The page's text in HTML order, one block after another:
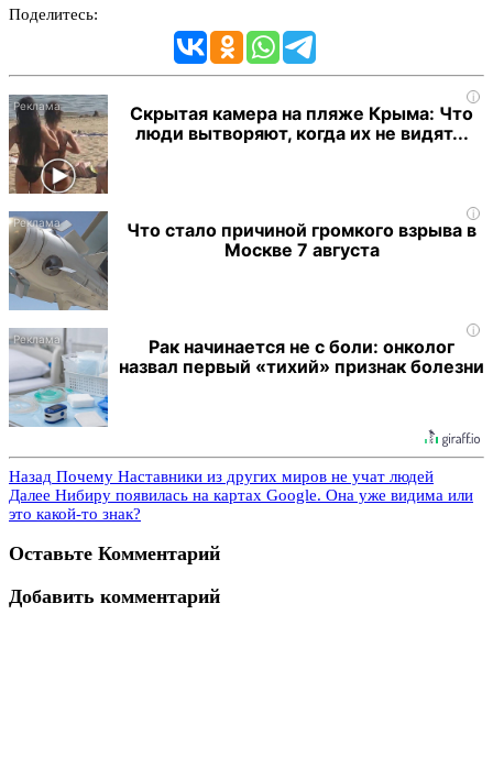
Поделитесь:
i
Скрытая камера на пляже Крыма: Что
люди вытворяют, когда их не видят...
i
Что стало причиной громкого взрыва в
Москве 7 августа
i
Рак начинается не с боли: онколог
назвал первый «тихий» признак болезни
Назад Почему Наставники из других миров не учат людей
Далее Нибиру появилась на картах Google. Она уже видима или
это какой-то знак?
Оставьте Комментарий
Добавить комментарий